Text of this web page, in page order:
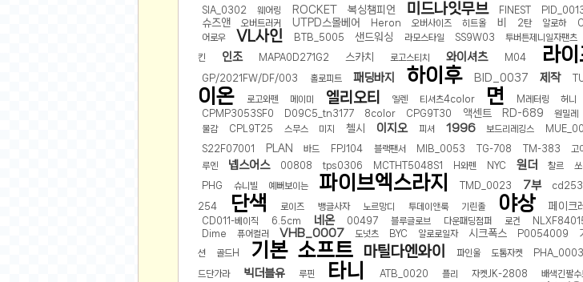
SIA_0302 웨어링 ROCKET 복싱챔피언 미드나잇무브 FINEST
슈즈앤 오버트러커 UTPD스몰베어 Heron 오버사이즈 히트올 비 2탄 알로하
어로우
VL사인 BTB_5005 샌드워싱 라모스타일 SS9W03 투버튼제니일자팬츠
킨 인조 MAPA0D271G2 스카치 로고스티치 와이셔츠 M04 라
GP/2021FW/DF/003 홀로피트 패딩바지 하이후 BID_0037 제작
이온
로고와펜 메이미 엘리오티 엘렌 티셔츠4color 면 M레터링 허니
CPMP3053SF0
D09C5_tn3177 8color CPG9T30 액센트 RD-689 원밀레
물감
CPL9T25 스무스 미지 첼시 이지오 피셔 1996 보드리레깅스
S22F07001 PLAN 바드 FPJ104 블랙팬서 MIB_0053 TG-708 TM-383 고
루엔 넵스어스 00808 tps0306 MCTHT5048S1 H와펜 NYC 원더 찰르
PHG 슈니빌 예뻐보이는 파이브엑스라지 TMD_0023 7부
254 단색 로이즈 뱅글사자 노르망디 투데이앤룩 기린줄 야상 페이크
CD011-베이직
6.5cm 네온 00497 블루글로브 다운패딩점퍼 로건
Dime
퓨어컬러 VHB_0007 도넛츠 BYC 알로로일자 시크폭스 P0054009
션
골드H 기본 소프트 마틸다엔와이 파인울 도톰자켓 PHA_0003
드단가라 빅더블유 루핀 타니 ATB_0020 플리 자켓JK-2808 배색긴팔수
LG전자 Full HD PC 모니터 24MS500 100hz - 원팡
(버거킹) 와퍼+코카콜라(R)+21치즈스틱 - 원팡
버거킹 불고기와퍼주니어+콰치와퍼주니어+코카콜라(L)+프렌치프라이(L) - 원팡
K2 씬에어 오리지널 25SS 역시즌 남여 씬에어 오리지널 KMW23551 KWW23552 - 원팡
스테비아 방울 토마토 2kg - 원팡
발리 자유여행 꾸따 솔리아 르기안 5일 or 6일 호텔 조식 왕복픽업 까지 - 원팡
한우 우삼겹 1 kg - 원팡
산더미 소고기 등심세트 1kg 토시+부채+갈비+우삼겹 등 - 원팡
에이수스 2024 TUF 게이밍 A16 라이젠9 라이젠 7000 시리즈 지포스 RTX 4060 FA607PV-
필터 없는 트레비 방수비데 UB-1000 자가설치 - 원팡
SD 카드 EMMC 연결 pcb 선 - 원팡